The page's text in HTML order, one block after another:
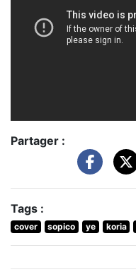
Partager :
Tags :
cover sopico ye koria